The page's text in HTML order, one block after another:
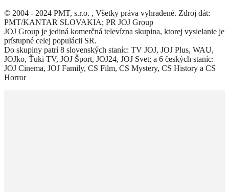
© 2004 - 2024 PMT, s.r.o. , Všetky práva vyhradené. Zdroj dát:
PMT/KANTAR SLOVAKIA; PR JOJ Group
JOJ Group je jediná komerčná televízna skupina, ktorej vysielanie je
prístupné celej populácii SR.
Do skupiny patrí 8 slovenských staníc: TV JOJ, JOJ Plus, WAU,
JOJko, Ťuki TV, JOJ Šport, JOJ24, JOJ Svet; a 6 českých staníc:
JOJ Cinema, JOJ Family, CS Film, CS Mystery, CS History a CS
Horror